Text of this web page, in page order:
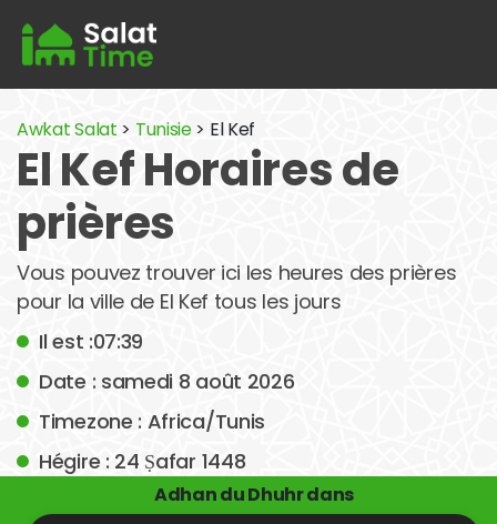
Awkat Salat > Tunisie> El Kef
El Kef Horaires de
prières
Vous pouvez trouver ici les heures des prières
pour la ville de El Kef tous les jours
Il est :07:39
Date : samedi 8 août 2026
Timezone : Africa/Tunis
Hégire : 24 Ṣafar 1448
Adhan du Dhuhr dans